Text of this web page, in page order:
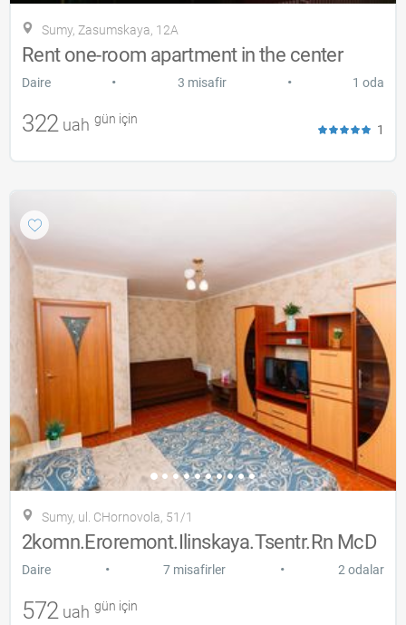
Sumy, Zasumskaya, 12A
Rent one-room apartment in the center
Daire • 3 misafir • 1 oda
322 uah gün için
1
Sumy, ul. CHornovola, 51/1
2komn.Eroremont.Ilinskaya.Tsentr.Rn McD
Daire • 7 misafirler • 2 odalar
572 uah gün için